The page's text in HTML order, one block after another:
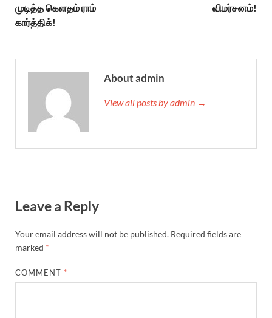
முடித்த கெளதம் ராம்
கார்த்திக்!
விமர்சனம்!
About admin
View all posts by admin →
Leave a Reply
Your email address will not be published. Required fields are
marked *
COMMENT *